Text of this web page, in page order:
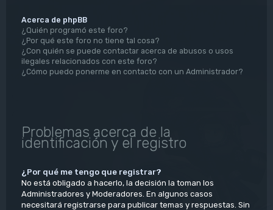
Acerca de phpBB
¿Quién programó este foro?
¿Por qué este foro no tiene tal cosa?
¿Con quién se puede contactar acerca de abusos o usos
ilegales relacionados con este foro?
¿Cómo puedo ponerme en contacto con un Administrador?
Problemas acerca de la
identificación y el registro
¿Por qué me tengo que registrar?
No está obligado a hacerlo, la decisión la toman los
Administradores y Moderadores. En algunos casos
necesitará registrarse para publicar temas y respuestas. Sin